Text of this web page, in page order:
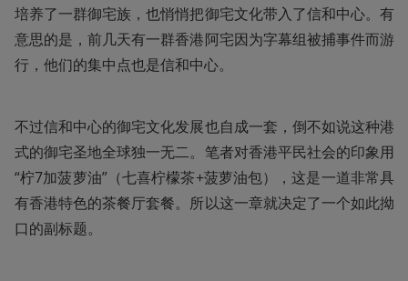
培养了一群御宅族，也悄悄把御宅文化带入了信和中心。有
意思的是，前几天有一群香港阿宅因为字幕组被捕事件而游
行，他们的集中点也是信和中心。
不过信和中心的御宅文化发展也自成一套，倒不如说这种港
式的御宅圣地全球独一无二。笔者对香港平民社会的印象用
“柠7加菠萝油”（七喜柠檬茶+菠萝油包），这是一道非常具
有香港特色的茶餐厅套餐。所以这一章就决定了一个如此拗
口的副标题。